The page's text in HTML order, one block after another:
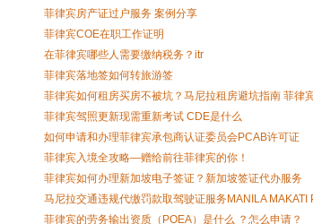
菲律宾房产证过户服务 案例分享
菲律宾COE在职工作证明
在菲律宾哪些人需要缴纳税务？itr
菲律宾落地签如何转旅游签
菲律宾如何租房买房不被坑？马尼拉租房避坑指南 菲律
菲律宾驾照更新现需重新考试 CDE是什么
如何申请和办理菲律宾承包商认证委员会PCAB许可证
菲律宾入境全攻略—赠给前往菲律宾的你！
菲律宾如何办理新加坡电子签证？新加坡签证代办服务
马尼拉交通违规代缴罚款取驾驶证服务MANILA MAKATI
菲律宾的劳务输出资质（POEA）是什么 ？怎么申请？